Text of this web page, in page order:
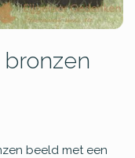
beeld met een